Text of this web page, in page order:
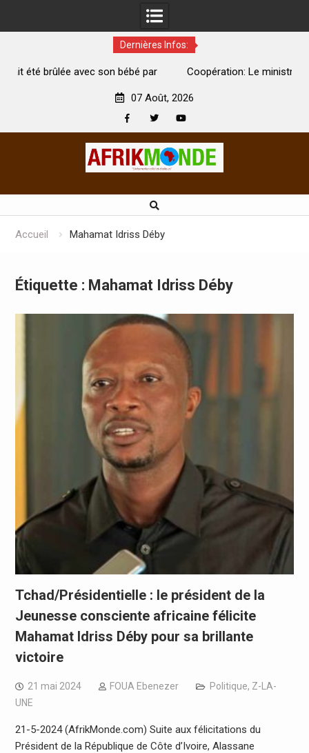
Dernières Infos:
Coopération: Le ministre Indien Kirti Vardhan Singh à
07 Août, 2026
Accueil Mahamat Idriss Déby
Étiquette : Mahamat Idriss Déby
Tchad/Présidentielle : le président de la
Jeunesse consciente africaine félicite
Mahamat Idriss Déby pour sa brillante
victoire
21 mai 2024 FOUA Ebenezer Politique, Z-LA-
UNE
21-5-2024 (AfrikMonde.com) Suite aux félicitations du
Président de la République de Côte d’Ivoire, Alassane